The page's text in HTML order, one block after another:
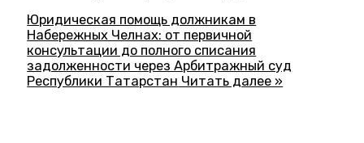
Юридическая помощь должникам в
Набережных Челнах: от первичной
консультации до полного списания
задолженности через Арбитражный суд
Республики Татарстан Читать далее »